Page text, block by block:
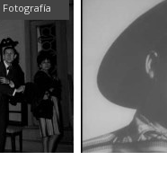
Fotografía